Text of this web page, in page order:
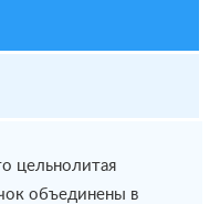
цельнолитая
объединены в